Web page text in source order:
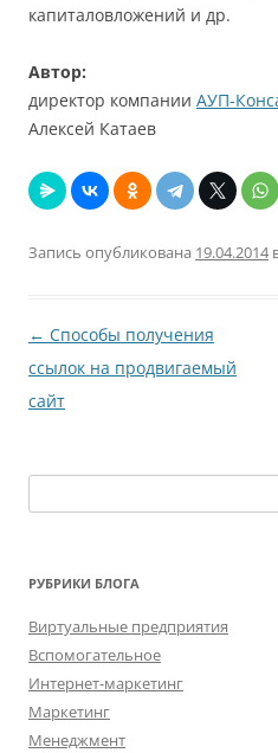
капиталовложений и др.
Автор:
директор компании АУП-
Алексей Катаев
Запись опубликована 19.04.2014
Навигация
по
записям
← Способы получения
ссылок на продвигаемый
сайт
РУБРИКИ БЛОГА
Виртуальные предприятия
Вспомогательное
Интернет-маркетинг
Маркетинг
Менеджмент